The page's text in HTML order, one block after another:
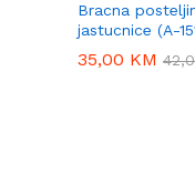
Bracna
jastucnice (A-
35,00 KM
35,00 KM